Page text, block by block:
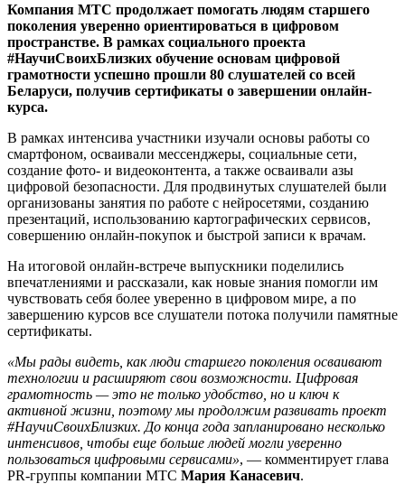
Компания МТС продолжает помогать людям старшего
поколения уверенно ориентироваться в цифровом
пространстве. В рамках социального проекта
#НаучиСвоихБлизких обучение основам цифровой
грамотности успешно прошли 80 слушателей со всей
Беларуси, получив сертификаты о завершении онлайн-
курса.
В рамках интенсива участники изучали основы работы со
смартфоном, осваивали мессенджеры, социальные сети,
создание фото- и видеоконтента, а также осваивали азы
цифровой безопасности. Для продвинутых слушателей были
организованы занятия по работе с нейросетями, созданию
презентаций, использованию картографических сервисов,
совершению онлайн-покупок и быстрой записи к врачам.
На итоговой онлайн-встрече выпускники поделились
впечатлениями и рассказали, как новые знания помогли им
чувствовать себя более уверенно в цифровом мире, а по
завершению курсов все слушатели потока получили памятные
сертификаты.
«Мы рады видеть, как люди старшего поколения осваивают
технологии и расширяют свои возможности. Цифровая
грамотность — это не только удобство, но и ключ к
активной жизни, поэтому мы продолжим развивать проект
#НаучиСвоихБлизких. До конца года запланировано несколько
интенсивов, чтобы еще больше людей могли уверенно
пользоваться цифровыми сервисами», — комментирует глава
PR-группы компании МТС Мария Канасевич.